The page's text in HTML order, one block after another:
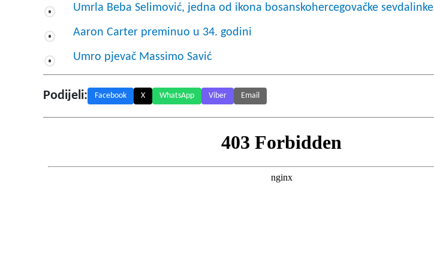
Umrla Beba Selimović, jedna od ikona bosanskohercegovačke sevdalinke
Aaron Carter preminuo u 34. godini
Umro pjevač Massimo Savić
Podijeli: Facebook X WhatsApp Viber Email